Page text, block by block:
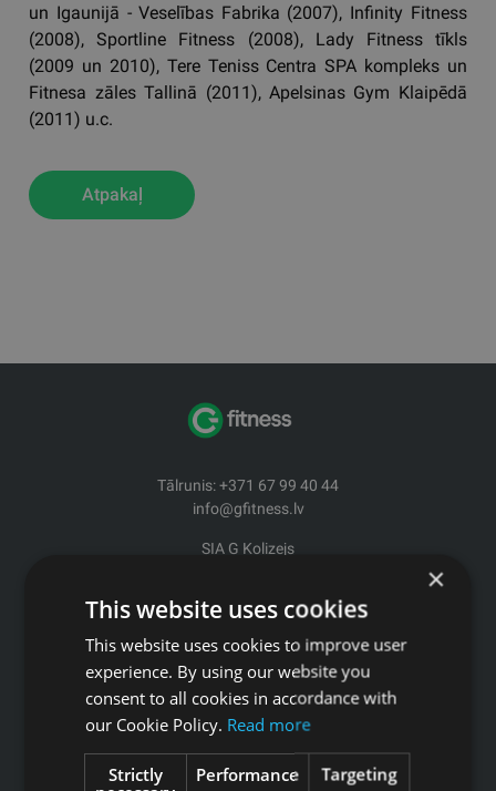
un Igaunijā - Veselības Fabrika (2007), Infinity Fitness
(2008), Sportline Fitness (2008), Lady Fitness tīkls
(2009 un 2010), Tere Teniss Centra SPA kompleks un
Fitnesa zāles Tallinā (2011), Apelsinas Gym Klaipēdā
(2011) u.c.
Atpakaļ
Tālrunis: +371 67 99 40 44
info@gfitness.lv
SIA G Kolizejs
Reģ.Nr. 44103017158 PVN Nr. LV44103017158
A/S SEB Banka LV92UNLA0004007467819 , SWIFT: UNLALV2X
GFITNESS JAUNUMI TAVĀ E-PASTĀ
×
This website uses cookies
This website uses cookies to improve user
experience. By using our website you
consent to all cookies in accordance with
our Cookie Policy. Read more
Strictly
Performance Targeting